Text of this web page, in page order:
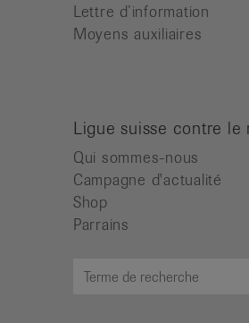
Lettre d’information
Moyens auxiliaires
Ligue suisse contre le
Qui sommes-nous
Campagne d'actualité
Shop
Parrains
Terme